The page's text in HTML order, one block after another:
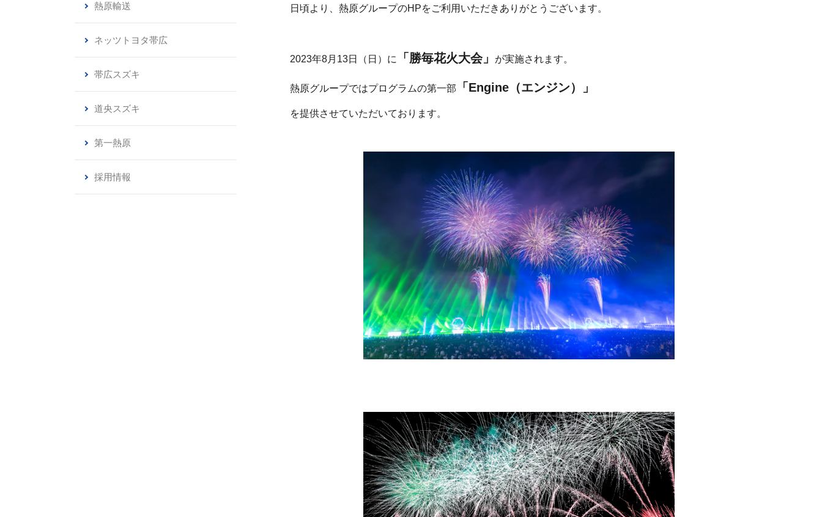
日頃より、熱原グループのHPをご利用いただきありがとうございます。
2023年8月13日（日）に 「勝毎花火大会」 が実施されます。
熱原グループではプログラムの第一部 「Engine（エンジン）」
を提供させていただいております。
熱原輸送
ネッツトヨタ帯広
帯広スズキ
道央スズキ
第一熱原
採用情報